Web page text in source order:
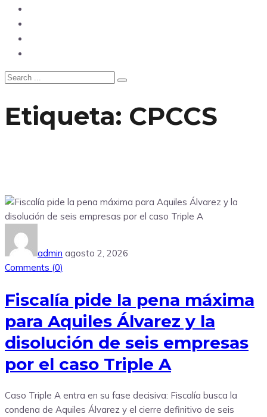
Etiqueta: CPCCS
admin agosto 2, 2026
Comments (0)
Fiscalía pide la pena máxima
para Aquiles Álvarez y la
disolución de seis empresas
por el caso Triple A
Caso Triple A entra en su fase decisiva: Fiscalía busca la
condena de Aquiles Álvarez y el cierre definitivo de seis